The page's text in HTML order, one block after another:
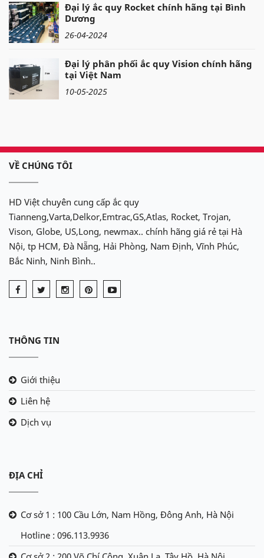
Đại lý ắc quy Rocket chính hãng tại Bình
Dương
26-04-2024
Đại lý phân phối ắc quy Vision chính hãng
tại Việt Nam
10-05-2025
VỀ CHÚNG TÔI
HD Việt chuyên cung cấp ắc quy
Tianneng,Varta,Delkor,Emtrac,GS,Atlas, Rocket, Trojan,
Vison, Globe, US,Long, newmax.. chính hãng giá rẻ tại Hà
Nội, tp HCM, Đà Nẵng, Hải Phòng, Nam Định, Vĩnh Phúc,
Bắc Ninh, Ninh Bình..
THÔNG TIN
Giới thiệu
Liên hệ
Dịch vụ
ĐỊA CHỈ
Cơ sở 1 : 100 Cầu Lớn, Nam Hồng, Đông Anh, Hà Nội
Hotline : 096.113.9936